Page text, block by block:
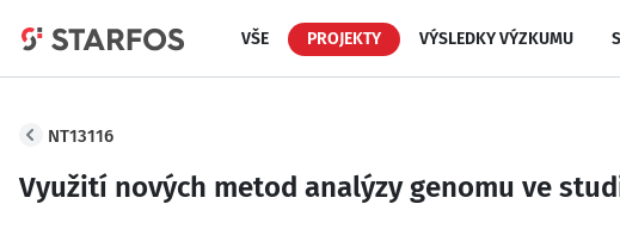
VŠE PROJEKTY VÝSLEDKY VÝZKUMU
NT13116
Využití nových metod analýzy genomu ve